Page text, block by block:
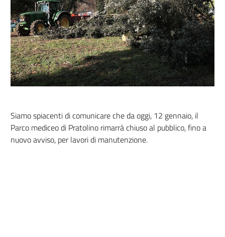
Siamo spiacenti di comunicare che da oggi, 12 gennaio, il
Parco mediceo di Pratolino rimarrà chiuso al pubblico, fino a
nuovo avviso, per lavori di manutenzione.